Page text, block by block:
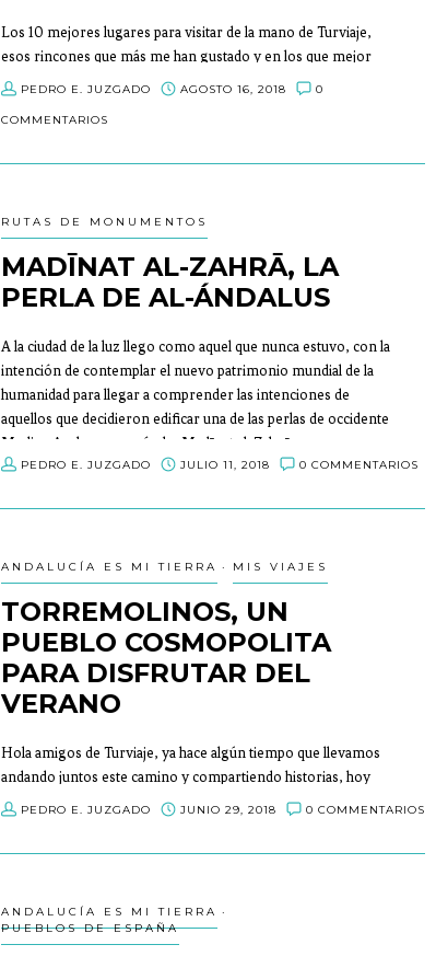
Los 10 mejores lugares para visitar de la mano de Turviaje,
esos rincones que más me han gustado y en los que mejor
me he sentido, tanto en España como en otros países.
PEDRO E. JUZGADO AGOSTO 16, 2018 0
COMMENTARIOS
RUTAS DE MONUMENTOS
MADĪNAT AL-ZAHRĀ, LA
PERLA DE AL-ÁNDALUS
A la ciudad de la luz llego como aquel que nunca estuvo, con la
intención de contemplar el nuevo patrimonio mundial de la
humanidad para llegar a comprender las intenciones de
aquellos que decidieron edificar una de las perlas de occidente
Medina Azahara, o en árabe Madīnat al-Zahrā
PEDRO E. JUZGADO JULIO 11, 2018 0 COMMENTARIOS
ANDALUCÍA ES MI TIERRA MIS VIAJES
TORREMOLINOS, UN
PUEBLO COSMOPOLITA
PARA DISFRUTAR DEL
VERANO
Hola amigos de Turviaje, ya hace algún tiempo que llevamos
andando juntos este camino y compartiendo historias, hoy
quiero hablaros de mi último viaje, donde pasé un gran fin de
fue Torremolinos.
PEDRO E. JUZGADO JUNIO 29, 2018 0 COMMENTARIOS
ANDALUCÍA ES MI TIERRA
PUEBLOS DE ESPAÑA